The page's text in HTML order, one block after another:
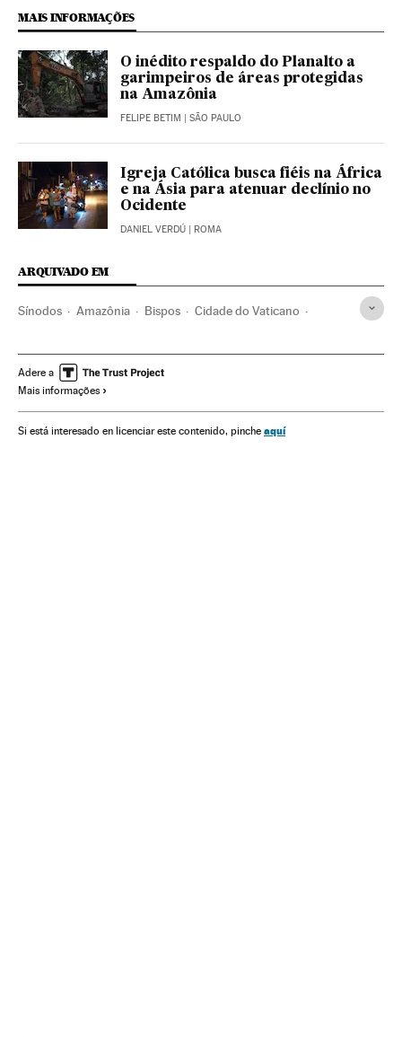
MAIS INFORMAÇÕES
O inédito respaldo do Planalto a
garimpeiros de áreas protegidas
na Amazônia
FELIPE BETIM | SÃO PAULO
Igreja Católica busca fiéis na África
e na Ásia para atenuar declínio no
Ocidente
DANIEL VERDÚ | ROMA
ARQUIVADO EM
Sínodos Amazônia Bispos Cidade do Vaticano
Incêndios Europa Ocidental
Igreja católica
América Latina Cristianismo Europa América
Adere a
Mais informações
Si está interesado en licenciar este contenido, pinche aquí